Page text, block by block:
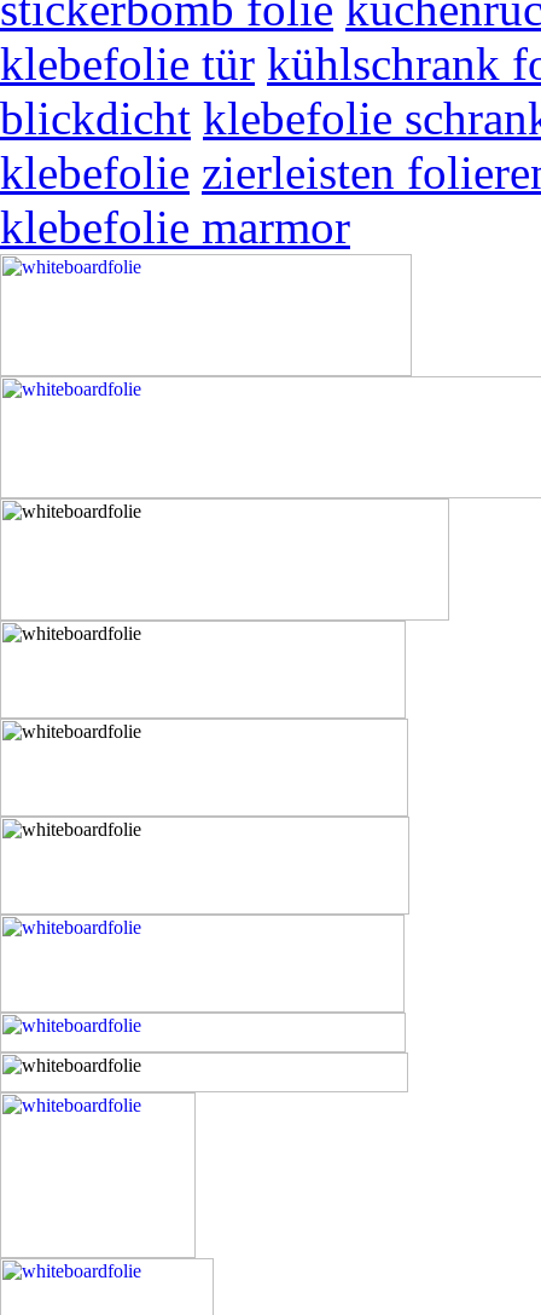
klebefolie tür kühlschrank
blickdicht klebefolie
klebefolie zierleisten
klebefolie marmor